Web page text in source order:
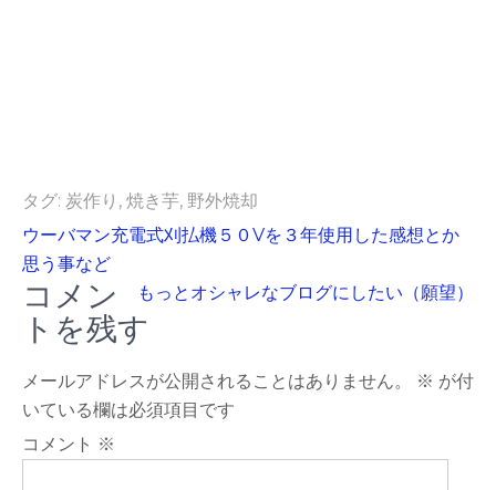
タグ: 炭作り , 焼き芋, 野外焼却
投
稿
ナ
ビ
ゲ
ー
シ
ョ
ウーバマン充電式刈払機５０Vを３年使用した感想とか
思う事など
もっとオシャレなブログにしたい（願望）
コメン
トを残す
メールアドレスが公開されることはありません。 ※ が付
いている欄は必須項目です
コメント ※